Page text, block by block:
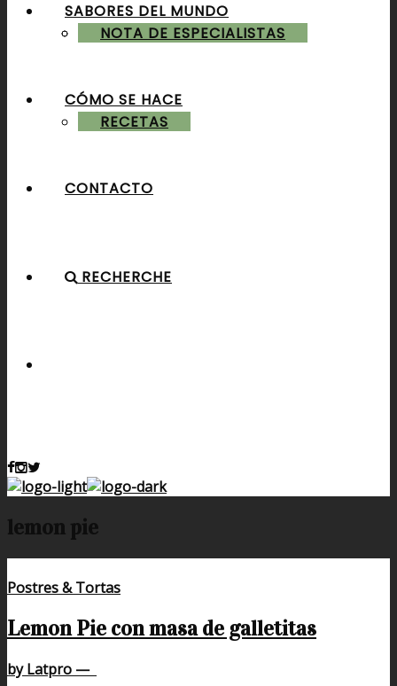
POSTRES & TORTAS
NOTA DE ESPECIALISTAS
RECETAS
SABORES DEL MUNDO
CÓMO SE HACE
CONTACTO
RECHERCHE
lemon pie
Postres & Tortas
Lemon Pie con masa de galletitas
by Latpro —